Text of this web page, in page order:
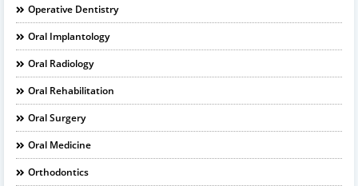
Operative Dentistry
Oral Implantology
Oral Radiology
Oral Rehabilitation
Oral Surgery
Oral Medicine
Orthodontics